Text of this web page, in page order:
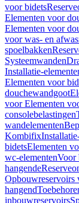
voor bidets
Elementen voor
Elementen voor
voor was- en
spoelbakken
Systeemwanden
Installatie-
Elementen voor
douchewandgoot
voor Elementen
consolebelastingen
wandelementen
Kombifix
bidetsElementen
wc-elementenVoor
hangende
Opbouwreservoirs
hangend
inbouwreservoirs